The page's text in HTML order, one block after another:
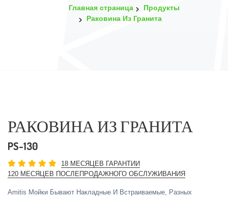
Главная страница
Продукты
Раковина Из Гранита
РАКОВИНА ИЗ ГРАНИТА
PS-130
18 МЕСЯЦЕВ ГАРАНТИИ
120 МЕСЯЦЕВ ПОСЛЕПРОДАЖНОГО ОБСЛУЖИВАНИЯ
Amitis Мойки Бывают Накладные И Встраиваемые, Разных